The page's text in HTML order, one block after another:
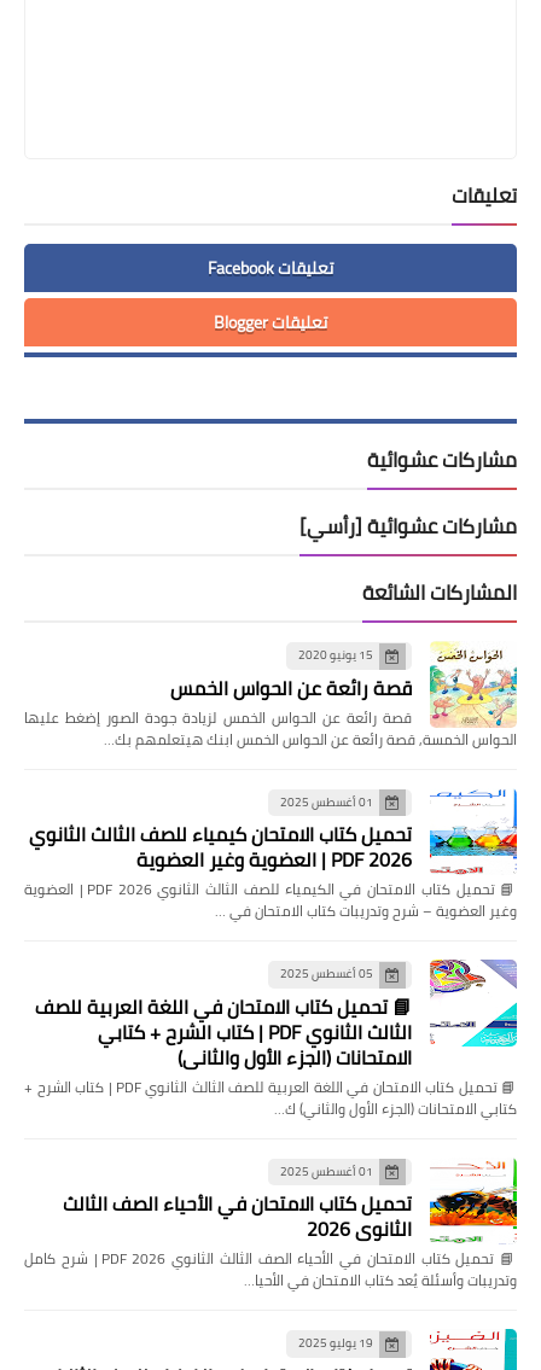
تعليقات
تعليقات Facebook
تعليقات Blogger
مشاركات عشوائية
مشاركات عشوائية [رأسي]
المشاركات الشائعة
15 يونيو 2020
قصة رائعة عن الحواس الخمس
قصة رائعة عن الحواس الخمس لزيادة جودة الصور إضغط عليها
الحواس الخمسة, قصة رائعة عن الحواس الخمس ابنك هيتعلمهم بك…
01 أغسطس 2025
تحميل كتاب الامتحان كيمياء للصف الثالث الثانوي
2026 PDF | العضوية وغير العضوية
📘 تحميل كتاب الامتحان في الكيمياء للصف الثالث الثانوي 2026 PDF | العضوية
وغير العضوية – شرح وتدريبات كتاب الامتحان في …
05 أغسطس 2025
📘 تحميل كتاب الامتحان في اللغة العربية للصف
الثالث الثانوي PDF | كتاب الشرح + كتابي
الامتحانات (الجزء الأول والثاني)
📘 تحميل كتاب الامتحان في اللغة العربية للصف الثالث الثانوي PDF | كتاب الشرح +
كتابي الامتحانات (الجزء الأول والثاني) ك…
01 أغسطس 2025
تحميل كتاب الامتحان في الأحياء الصف الثالث
الثانوي 2026
📘 تحميل كتاب الامتحان في الأحياء الصف الثالث الثانوي 2026 PDF | شرح كامل
وتدريبات وأسئلة يُعد كتاب الامتحان في الأحيا…
19 يوليو 2025